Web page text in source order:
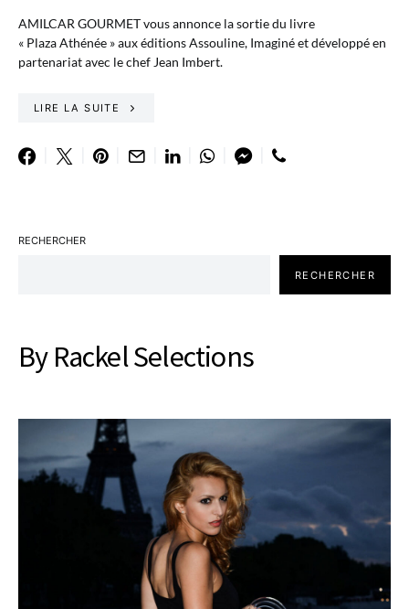
AMILCAR GOURMET vous annonce la sortie du livre
« Plaza Athénée » aux éditions Assouline, Imaginé et développé en
partenariat avec le chef Jean Imbert.
LIRE LA SUITE
RECHERCHER
RECHERCHER
By Rackel Selections